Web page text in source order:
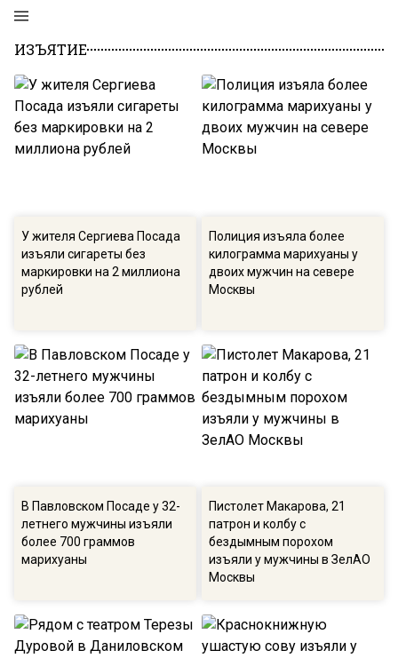
ИЗЪЯТИЕ
У жителя Сергиева Посада
изъяли сигареты без
маркировки на 2 миллиона
рублей
Полиция изъяла более
килограмма марихуаны у
двоих мужчин на севере
Москвы
В Павловском Посаде у 32-
летнего мужчины изъяли
более 700 граммов
марихуаны
Пистолет Макарова, 21
патрон и колбу с
бездымным порохом
изъяли у мужчины в ЗелАО
Москвы